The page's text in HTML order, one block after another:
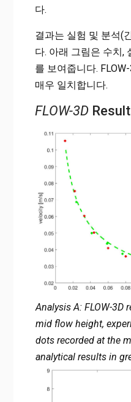
다.
결과는 실험 및 분석(
다. 아래 그림은 수치,
를 보여줍니다.
매우 일치합니다.
FLOW-3D
Analysis A: FLOW-3D
mid flow height,
dots recorded at the
analytical results in